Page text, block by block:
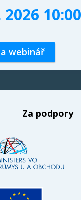
2026 10:00
webinář
Za podpory